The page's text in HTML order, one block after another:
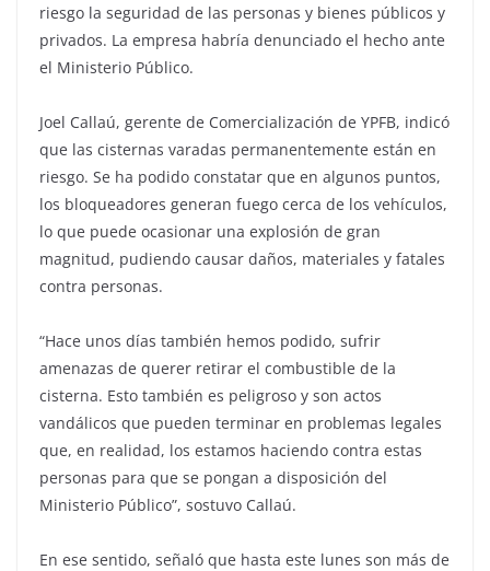
riesgo la seguridad de las personas y bienes públicos y
privados. La empresa habría denunciado el hecho ante
el Ministerio Público.
Joel Callaú, gerente de Comercialización de YPFB, indicó
que las cisternas varadas permanentemente están en
riesgo. Se ha podido constatar que en algunos puntos,
los bloqueadores generan fuego cerca de los vehículos,
lo que puede ocasionar una explosión de gran
magnitud, pudiendo causar daños, materiales y fatales
contra personas.
“Hace unos días también hemos podido, sufrir
amenazas de querer retirar el combustible de la
cisterna. Esto también es peligroso y son actos
vandálicos que pueden terminar en problemas legales
que, en realidad, los estamos haciendo contra estas
personas para que se pongan a disposición del
Ministerio Público”, sostuvo Callaú.
En ese sentido, señaló que hasta este lunes son más de